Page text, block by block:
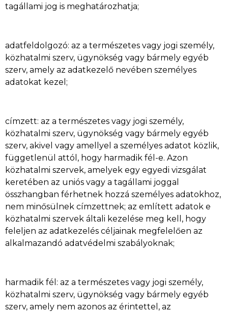
tagállami jog is meghatározhatja;
adatfeldolgozó: az a természetes vagy jogi személy,
közhatalmi szerv, ügynökség vagy bármely egyéb
szerv, amely az adatkezelő nevében személyes
adatokat kezel;
címzett: az a természetes vagy jogi személy,
közhatalmi szerv, ügynökség vagy bármely egyéb
szerv, akivel vagy amellyel a személyes adatot közlik,
függetlenül attól, hogy harmadik fél-e. Azon
közhatalmi szervek, amelyek egy egyedi vizsgálat
keretében az uniós vagy a tagállami joggal
összhangban férhetnek hozzá személyes adatokhoz,
nem minősülnek címzettnek; az említett adatok e
közhatalmi szervek általi kezelése meg kell, hogy
feleljen az adatkezelés céljainak megfelelően az
alkalmazandó adatvédelmi szabályoknak;
harmadik fél: az a természetes vagy jogi személy,
közhatalmi szerv, ügynökség vagy bármely egyéb
szerv, amely nem azonos az érintettel, az